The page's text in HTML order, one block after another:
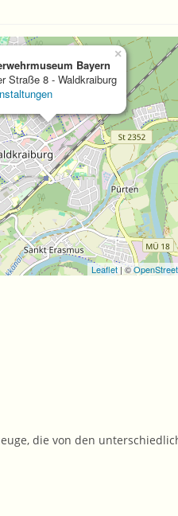
Bayern
Straße 8 - Waldkraiburg
×
Leaflet| ©
die von den